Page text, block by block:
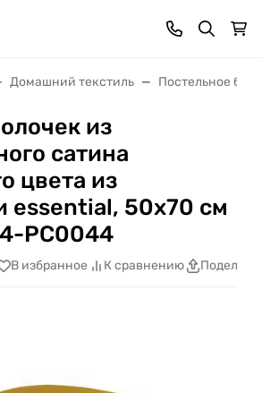
Домашний текстиль Постельное
из
сатина
цвета из
essential, 50х70 см
PC0044
В избранное К сравнению